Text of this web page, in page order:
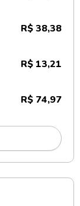
R$ 38,38
R$ 13,21
R$ 74,97